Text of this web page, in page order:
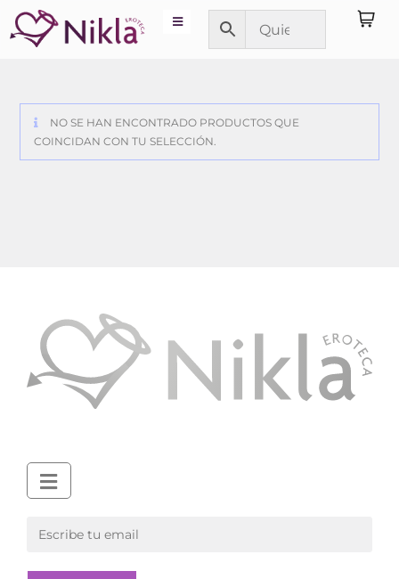
NO SE HAN ENCONTRADO PRODUCTOS QUE
COINCIDAN CON TU SELECCIÓN.